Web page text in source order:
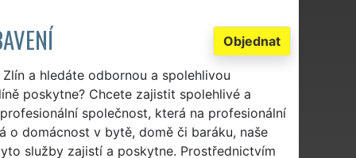
Objednat
a hledáte odbornou a spolehlivou
poskytne? Chcete zajistit spolehlivé a
společnost, která na profesionální
o domácnost v bytě, domě či baráku, naše
služby zajistí a poskytne. Prostřednictvím